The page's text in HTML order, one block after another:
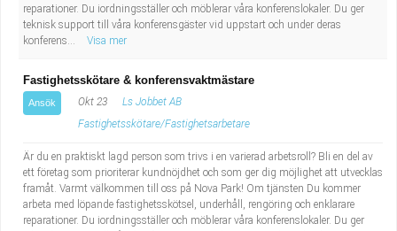
Säkerhetsarbete
Transport
Informatör/Kommunikatör
Sjuksköterska, grundutbildad
Undersköterska, vård- o specialavd. o mottagning
Bibliotekarie
reparationer. Du iordningsställer och möblerar våra konferenslokaler. Du ger
teknisk support till våra konferensgäster vid uppstart och under deras
konferens...
Visa mer
Fastighetsskötare & konferensvaktmästare
Ansök Okt 23
Ls Jobbet AB
Fastighetsskötare/Fastighetsarbetare
Är du en praktiskt lagd person som trivs i en varierad arbetsroll? Bli en del av
ett företag som prioriterar kundnöjdhet och som ger dig möjlighet att utvecklas
framåt. Varmt välkommen till oss på Nova Park! Om tjänsten Du kommer
arbeta med löpande fastighetsskötsel, underhåll, rengöring och enklarare
reparationer. Du iordningsställer och möblerar våra konferenslokaler. Du ger